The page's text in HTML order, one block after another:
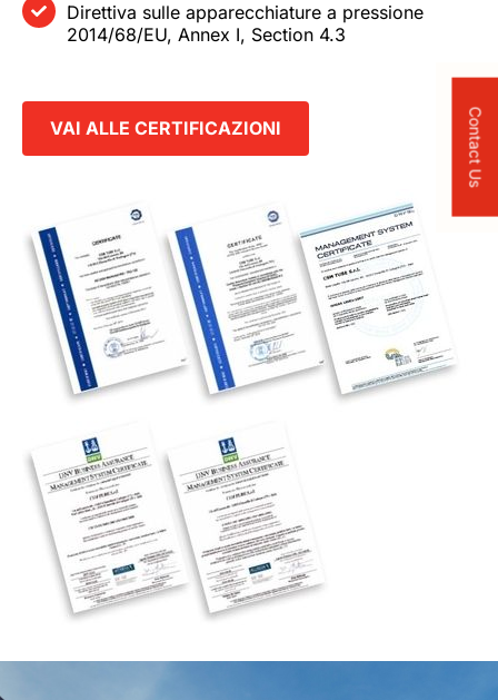
Direttiva sulle apparecchiature a pressione
2014/68/EU, Annex I, Section 4.3
VAI ALLE CERTIFICAZIONI Contact Us